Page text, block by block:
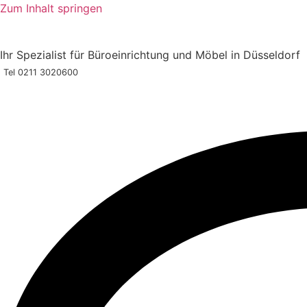
Zum Inhalt springen
Ihr Spezialist für Büroeinrichtung und Möbel in
Tel 0211 3020600